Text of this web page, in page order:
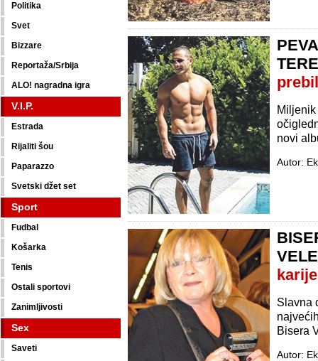
Politika
Svet
Bizzare
Reportaža/Srbija
ALO! nagradna igra
V.I.P.
Estrada
Rijaliti šou
Paparazzo
Svetski džet set
Sport
Fudbal
Košarka
Tenis
Ostali sportovi
Zanimljivosti
Sex
Saveti
novi
Autor:
Slavna
Bisera
Autor: